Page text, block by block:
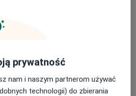
15,05-075Wesoła k. Warszawy
prywatność
nam i naszym partnerom używać
technologii) do zbierania